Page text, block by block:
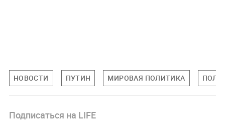
НОВОСТИ ПУТИН МИРОВАЯ ПОЛИТИКА
Подписаться на LIFE